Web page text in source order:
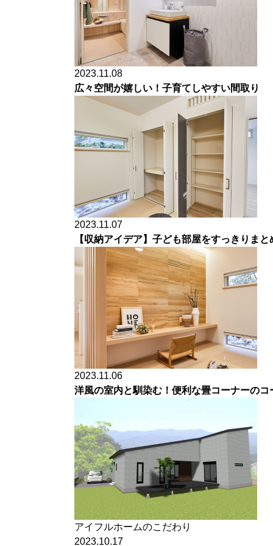
2023.11.08
広々空間が嬉しい！子育てしやすい間取り
2023.11.07
【収納アイデア】子ども部屋をすっきりま
2023.11.06
洋風の室内と馴染む！便利な畳コーナーのコ
アイフルホームのこだわり
2023.10.17